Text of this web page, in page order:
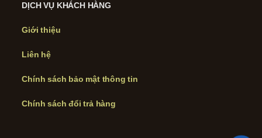
DỊCH VỤ KHÁCH HÀNG
Giới thiệu
Liên hệ
Chính sách bảo mật thông tin
Chính sách đổi trả hàng